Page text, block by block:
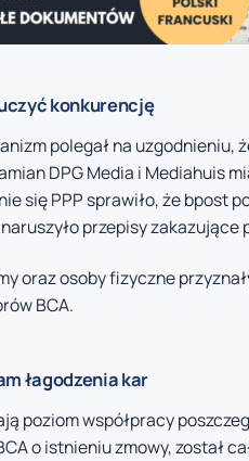
konkurencję
polegał na uzgodnieniu,
DPG Media i Mediahuis
się PPP sprawiło, że bpost
przepisy
oraz osoby fizyczne
BCA.
łagodzenia kar
poziom współpracy
o istnieniu zmowy, został